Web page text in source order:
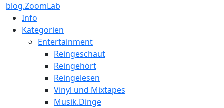
blog.ZoomLab
Info
Kategorien
Entertainment
Reingeschaut
Reingehört
Reingelesen
Vinyl und Mixtapes
Musik.Dinge